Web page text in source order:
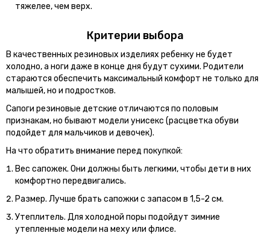
тяжелее, чем верх.
Критерии выбора
В качественных резиновых изделиях ребенку не будет
холодно, а ноги даже в конце дня будут сухими. Родители
стараются обеспечить максимальный комфорт не только для
малышей, но и подростков.
Сапоги резиновые детские отличаются по половым
признакам, но бывают модели унисекс (расцветка обуви
подойдет для мальчиков и девочек).
На что обратить внимание перед покупкой:
Вес сапожек. Они должны быть легкими, чтобы дети в них
комфортно передвигались.
Размер. Лучше брать сапожки с запасом в 1,5-2 см.
Утеплитель. Для холодной поры подойдут зимние
утепленные модели на меху или флисе.